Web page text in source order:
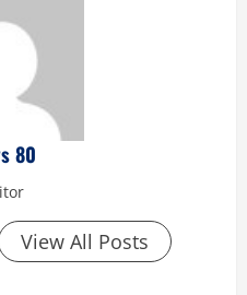
80
View All Posts